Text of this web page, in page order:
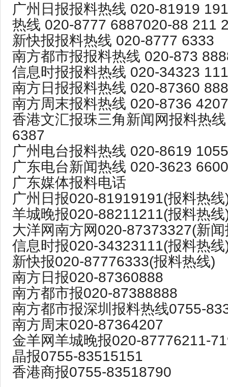
广州日报报料热线 020-81919
热线 020-8777 6887020-88 211
新快报报料热线 020-8777 6333
南方都市报报料热线 020-873
信息时报报料热线 020-34323 111
南方日报报料热线 020-87360 888
南方周末报料热线 020-8736 4207
香港文汇报珠三角新闻网报料热
6387
广州电台报料热线 020-8619 1055
广东电台新闻热线 020-3623
广东媒体报料电话
广州日报020-81919191(报料热线
羊城晚报020-88211211(报料热线
大洋网南方网020-87373327(新
信息时报020-34323111(报料热线
新快报020-87776333(报料热线)
南方日报020-87360888
南方都市报020-87388888
南方都市报深圳报料热线0755-
南方周末020-87364207
金羊网羊城晚报020-87776211-
晶报0755-83515151
香港商报0755-83518790